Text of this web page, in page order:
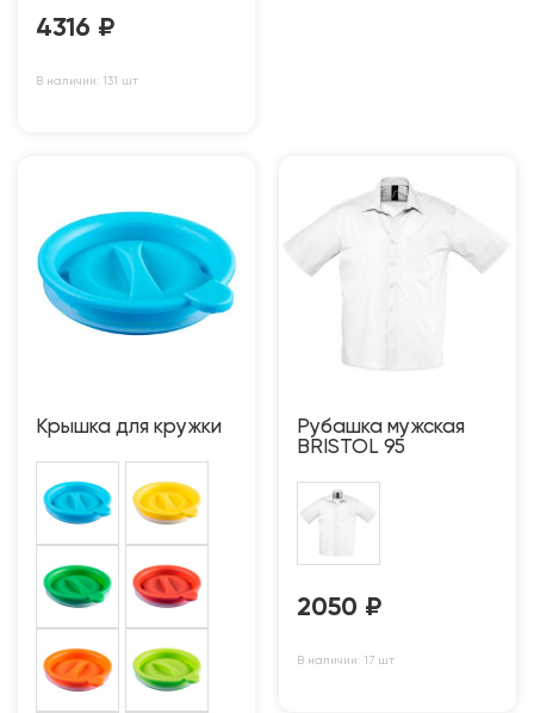
4316 ₽
В наличии: 131 шт
Крышка для кружки
Рубашка мужская
BRISTOL 95
2050 ₽
В наличии: 17 шт